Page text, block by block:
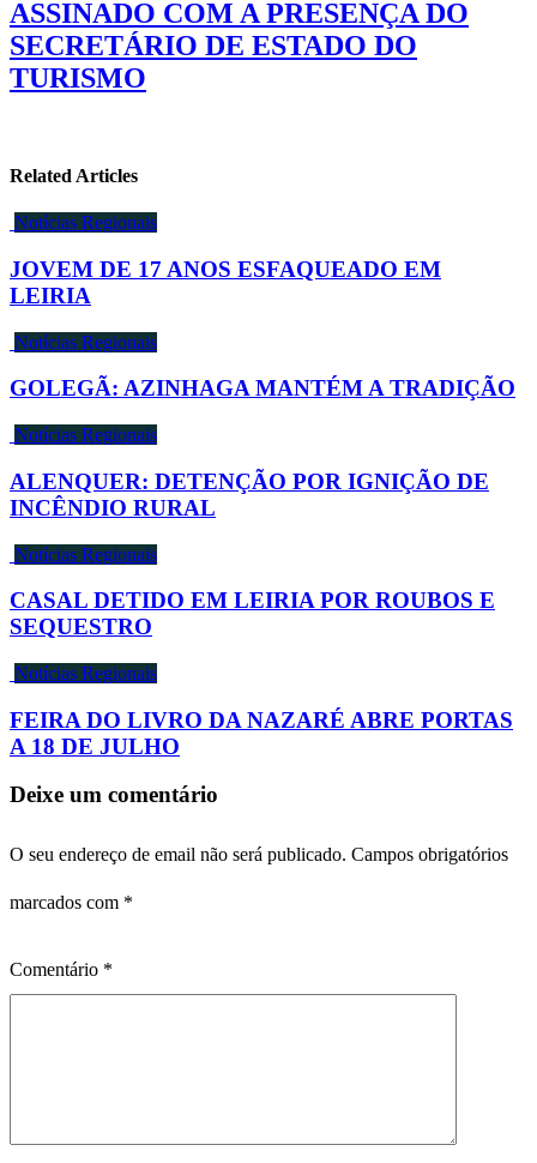
ASSINADO COM A PRESENÇA DO
SECRETÁRIO DE ESTADO DO
TURISMO
Related Articles
Notícias Regionais
JOVEM DE 17 ANOS ESFAQUEADO EM
LEIRIA
Notícias Regionais
GOLEGÃ: AZINHAGA MANTÉM A TRADIÇÃO
Notícias Regionais
ALENQUER: DETENÇÃO POR IGNIÇÃO DE
INCÊNDIO RURAL
Notícias Regionais
CASAL DETIDO EM LEIRIA POR ROUBOS E
SEQUESTRO
Notícias Regionais
FEIRA DO LIVRO DA NAZARÉ ABRE PORTAS
A 18 DE JULHO
Deixe um comentário
O seu endereço de email não será publicado. Campos obrigatórios
marcados com *
Comentário *